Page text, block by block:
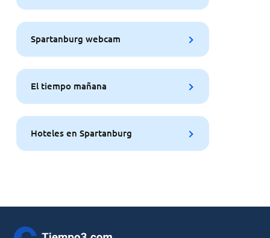
Spartanburg webcam
El tiempo mañana
Hoteles en Spartanburg